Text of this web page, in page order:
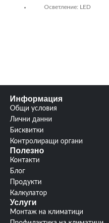
Осветление: LED
Информация
Общи условия
Лични данни
Бисквитки
Контролиращи органи
Полезно
Контакти
Блог
Продукти
Калкулатор
Услуги
Монтаж на климатици